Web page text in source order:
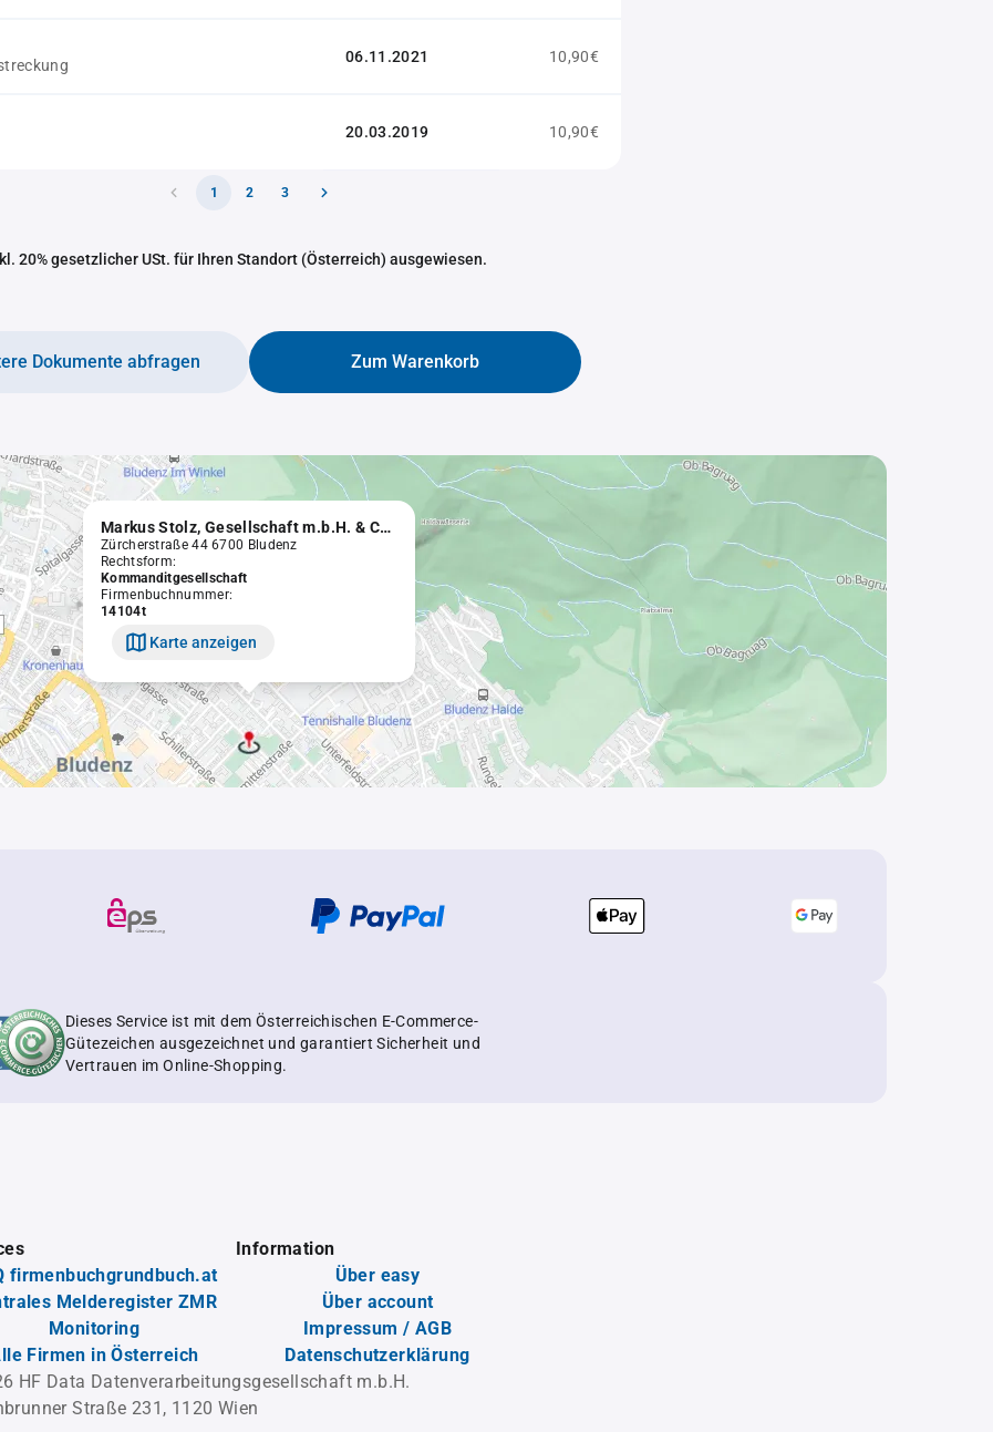
06.11.2021 10,90€
20.03.2019 10,90€
1 2 3
20% gesetzlicher USt. für Ihren Standort (Österreich) ausgewiesen.
Zum Warenkorb
Dokumente abfragen
Markus Stolz, Gesellschaft m.b.H. & Co. KG., Installationen
Zürcherstraße 44 6700 Bludenz
Rechtsform:
Kommanditgesellschaft
Firmenbuchnummer:
14104t
Karte anzeigen
Dieses Service ist mit dem Österreichischen E-Commerce-
Gütezeichen ausgezeichnet und garantiert Sicherheit und
Vertrauen im Online-Shopping.
firmenbuchgrundbuch.at
Melderegister ZMR
Monitoring
Firmen in Österreich
Information
Über easy
Über account
Impressum / AGB
Datenschutzerklärung
HF Data Datenverarbeitungsgesellschaft m.b.H.
Straße 231, 1120 Wien